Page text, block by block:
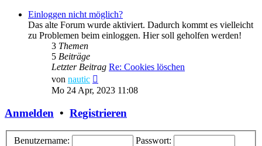
Einloggen nicht möglich?
Das alte Forum wurde aktiviert. Dadurch kommt es vielleicht
zu Problemen beim einloggen. Hier soll geholfen werden!
3 Themen
5 Beiträge
Letzter Beitrag Re: Cookies löschen
von nautic
Beitrag
Mo 24 Apr, 2023 11:08
Anmelden • Registrieren
Benutzername:
Passwort: